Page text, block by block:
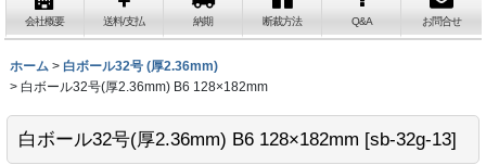
会社概要 送料/支払 納期 断裁方法 Q&A お問合せ
ホーム > 白ボール32号 (厚2.36mm)
> 白ボール32号(厚2.36mm) B6 128×182mm
白ボール32号(厚2.36mm) B6 128×182mm [sb-32g-13]